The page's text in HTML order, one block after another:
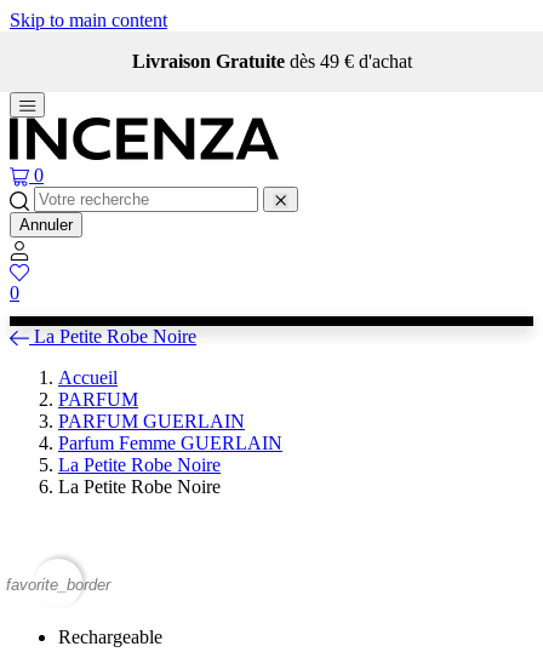
Skip to main content
Livraison Gratuite dès 49 € d'achat
0
Annuler
0
La Petite Robe Noire
Accueil
PARFUM
PARFUM GUERLAIN
Parfum Femme GUERLAIN
La Petite Robe Noire
La Petite Robe Noire
favorite_border
Rechargeable